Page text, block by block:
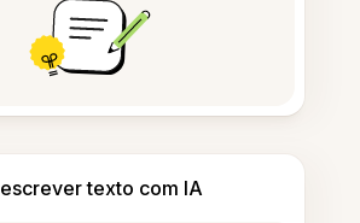
texto com IA